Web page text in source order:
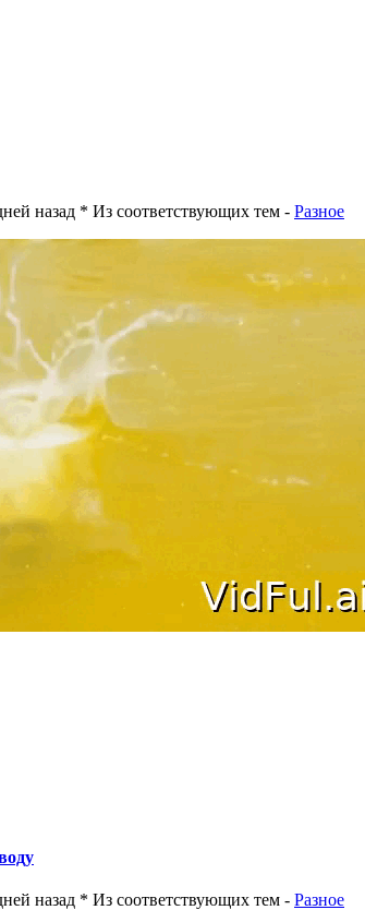
назад * Из соответствующих тем - Разное
назад * Из соответствующих тем - Разное